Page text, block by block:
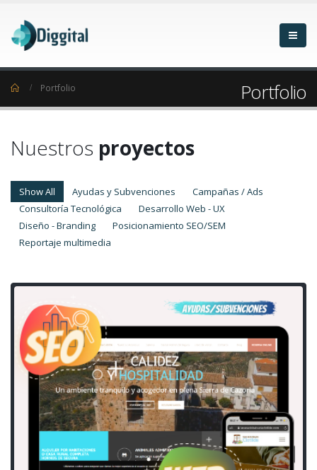
Portfolio
Home
Portfolio
Nuestros proyectos
Show All Ayudas y Subvenciones
Campañas / Ads
Consultoría Tecnológica
Desarrollo Web - UX
Diseño - Branding
Posicionamiento SEO/SEM
Reportaje multimedia